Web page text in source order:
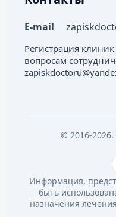
E-mail
Регистрация
вопросам
© 2016-
Информация,
быть
назначения